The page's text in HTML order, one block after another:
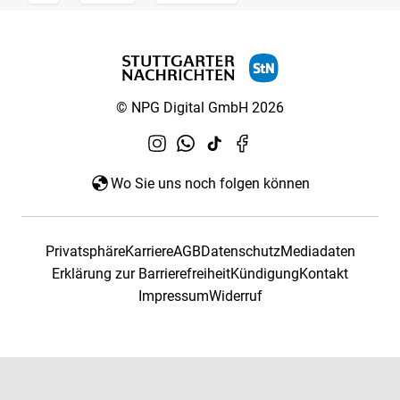
© NPG Digital GmbH 2026
Wo Sie uns noch folgen können
PrivatsphäreKarriereAGBDatenschutzMediadaten
Erklärung zur BarrierefreiheitKündigungKontakt
ImpressumWiderruf